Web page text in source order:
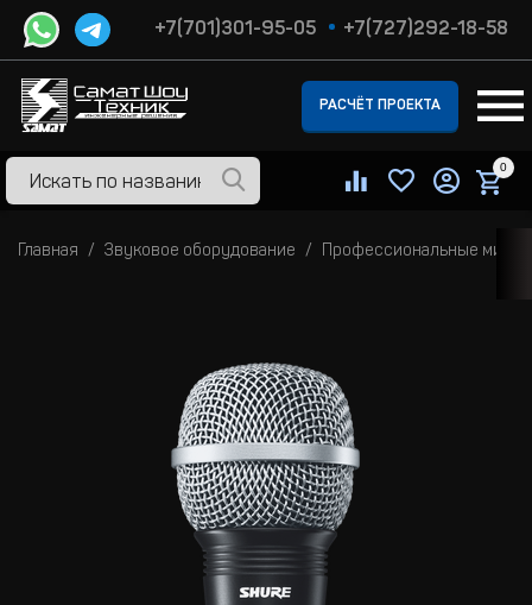
+7(701)301-95-05 +7(727)292-18-58
РАСЧЁТ ПРОЕКТА
0
Главная Звуковое оборудование Профессиональные